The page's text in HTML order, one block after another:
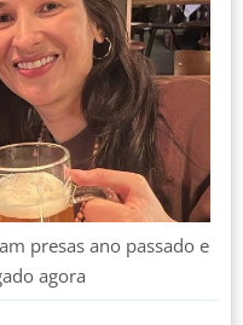
presas ano passado e
agora